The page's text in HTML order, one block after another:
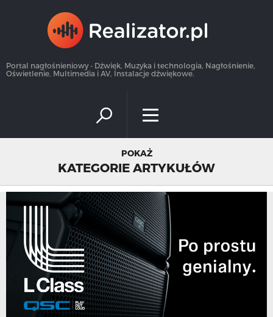
Portal nagłośnieniowy - Dźwięk, Muzyka i technologia, Nagłośnienie,
Oświetlenie, Multimedia i AV, Instalacje dźwiękowe.
POKAŻ
KATEGORIE ARTYKUŁÓW